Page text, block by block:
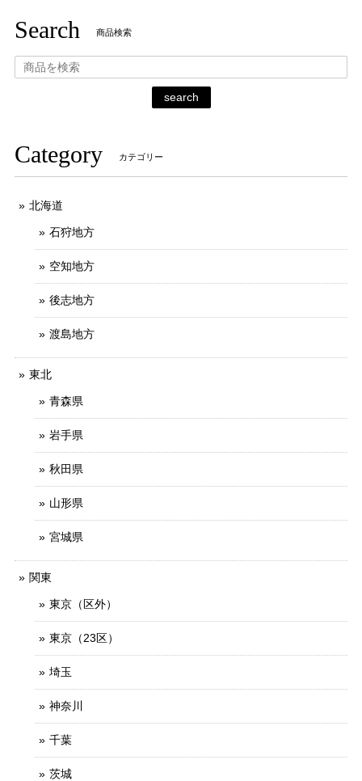
Search 商品検索
search
Category カテゴリー
北海道
石狩地方
空知地方
後志地方
渡島地方
東北
青森県
岩手県
秋田県
山形県
宮城県
関東
東京（区外）
東京（23区）
埼玉
神奈川
千葉
茨城